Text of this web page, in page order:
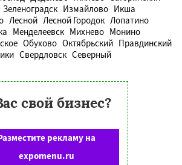
Зеленоградск Измайлово Икша
Лесной Лесной Городок Лопатино
Менделеевск Михнево Монино
Обухово Октябрьский Правдинский
Свердловск Северный
свой бизнес?
рекламу на
expomenu.ru